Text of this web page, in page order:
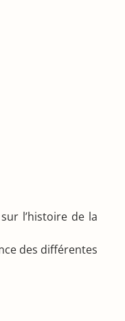
l’histoire de la
des différentes